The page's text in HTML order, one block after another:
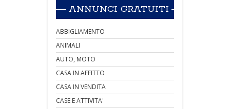
ANNUNCI GRATUITI
ABBIGLIAMENTO
ANIMALI
AUTO, MOTO
CASA IN AFFITTO
CASA IN VENDITA
CASE E ATTIVITA'